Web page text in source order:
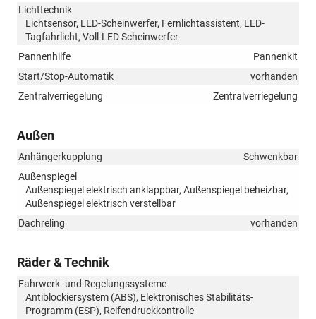
Lichttechnik
Lichtsensor, LED-Scheinwerfer, Fernlichtassistent, LED-
Tagfahrlicht, Voll-LED Scheinwerfer
Pannenhilfe
Pannenkit
Start/Stop-Automatik
vorhanden
Zentralverriegelung
Zentralverriegelung
Außen
Anhängerkupplung
Schwenkbar
Außenspiegel
Außenspiegel elektrisch anklappbar, Außenspiegel beheizbar,
Außenspiegel elektrisch verstellbar
Dachreling
vorhanden
Räder & Technik
Fahrwerk- und Regelungssysteme
Antiblockiersystem (ABS), Elektronisches Stabilitäts-
Programm (ESP), Reifendruckkontrolle